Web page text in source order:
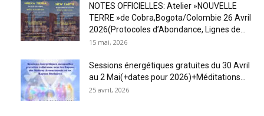
NOTES OFFICIELLES: Atelier »NOUVELLE
TERRE »de Cobra,Bogota/Colombie 26 Avril
2026(Protocoles d’Abondance, Lignes de...
15 mai, 2026
Sessions énergétiques gratuites du 30 Avril
au 2 Mai(+dates pour 2026)+Méditations...
25 avril, 2026